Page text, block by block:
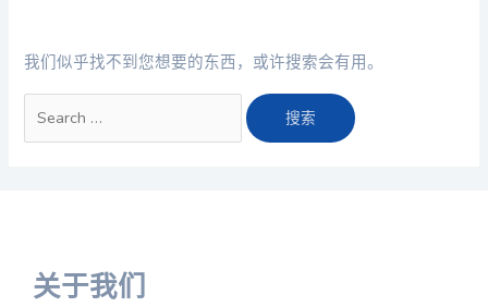
我们似乎找不到您想要的东西，或许搜索会有用。
关于我们